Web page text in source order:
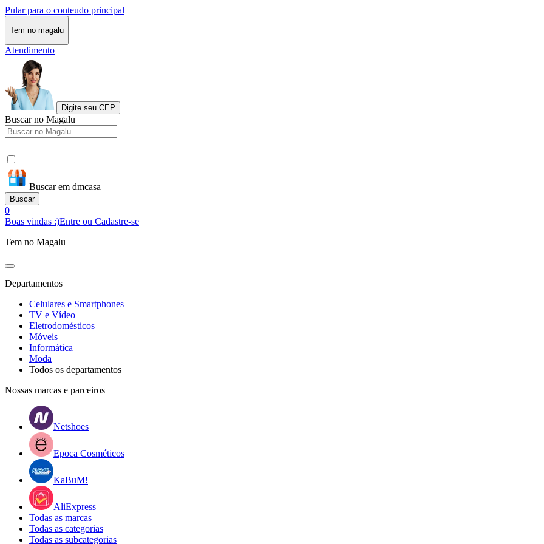
Pular para o conteudo principal
Tem no magalu
Atendimento
Digite seu CEP
Buscar no Magalu
Buscar em dmcasa
Buscar
0
Boas vindas :)Entre ou Cadastre-se
Tem no Magalu
Departamentos
Celulares e Smartphones
TV e Vídeo
Eletrodomésticos
Móveis
Informática
Moda
Todos os departamentos
Nossas marcas e parceiros
Netshoes
Epoca Cosméticos
KaBuM!
AliExpress
Todas as marcas
Todas as categorias
Todas as subcategorias